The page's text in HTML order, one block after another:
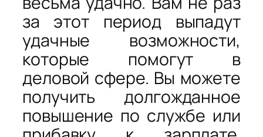
за этот период выпадут
удачные возможности,
которые помогут в
деловой сфере. Вы можете
получить долгожданное
повышение по службе или